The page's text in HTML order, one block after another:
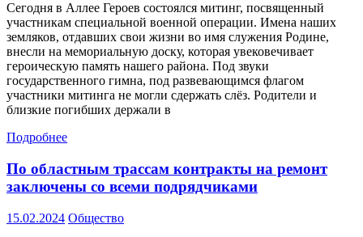
Сегодня в Аллее Героев состоялся митинг, посвященный
участникам специальной военной операции. Имена наших
земляков, отдавших свои жизни во имя служения Родине,
внесли на мемориальную доску, которая увековечивает
героическую память нашего района. Под звуки
государственного гимна, под развевающимся флагом
участники митинга не могли сдержать слёз. Родители и
близкие погибших держали в
Подробнее
По областным трассам контракты на ремонт
заключены со всеми подрядчиками
15.02.2024 Общество